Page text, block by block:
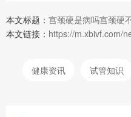
本文标题： 宫颈硬是病吗宫颈硬
本文链接： https://m.xbivf.com/
健康资讯 试管知识